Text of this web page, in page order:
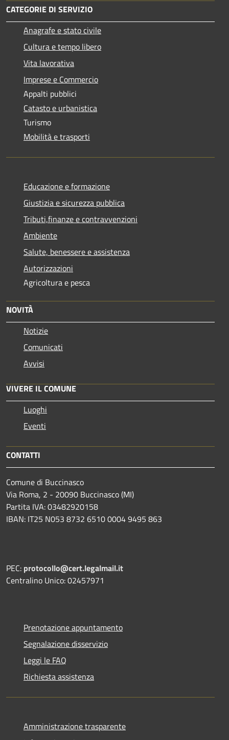
CATEGORIE DI SERVIZIO
Anagrafe e stato civile
Cultura e tempo libero
Vita lavorativa
Imprese e Commercio
Appalti pubblici
Catasto e urbanistica
Turismo
Mobilità e trasporti
Educazione e formazione
Giustizia e sicurezza pubblica
Tributi,finanze e contravvenzioni
Ambiente
Salute, benessere e assistenza
Autorizzazioni
Agricoltura e pesca
NOVITÀ
Notizie
Comunicati
Avvisi
VIVERE IL COMUNE
Luoghi
Eventi
CONTATTI
Comune di Buccinasco
Via Roma, 2 - 20090 Buccinasco (MI)
Partita IVA: 03482920158
IBAN: IT25 N053 8732 6510 0004 9495 863
PEC: protocollo@cert.legalmail.it
Centralino Unico: 02457971
Prenotazione appuntamento
Segnalazione disservizio
Leggi le FAQ
Richiesta assistenza
Amministrazione trasparente